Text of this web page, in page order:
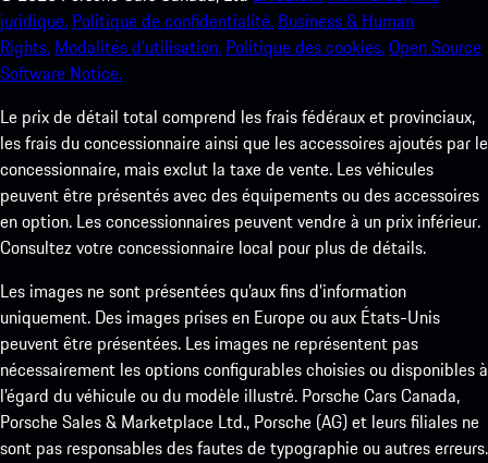
juridique. Politique de confidentialité. Business & Human
Rights. Modalités d’utilisation. Politique des cookies.Open Source
Software Notice.
Le prix de détail total comprend les frais fédéraux et provinciaux,
les frais du concessionnaire ainsi que les accessoires ajoutés par le
concessionnaire, mais exclut la taxe de vente. Les véhicules
peuvent être présentés avec des équipements ou des accessoires
en option. Les concessionnaires peuvent vendre à un prix inférieur.
Consultez votre concessionnaire local pour plus de détails.
Les images ne sont présentées qu’aux fins d’information
uniquement. Des images prises en Europe ou aux États-Unis
peuvent être présentées. Les images ne représentent pas
nécessairement les options configurables choisies ou disponibles à
l’égard du véhicule ou du modèle illustré. Porsche Cars Canada,
Porsche Sales & Marketplace Ltd., Porsche (AG) et leurs filiales ne
sont pas responsables des fautes de typographie ou autres erreurs.